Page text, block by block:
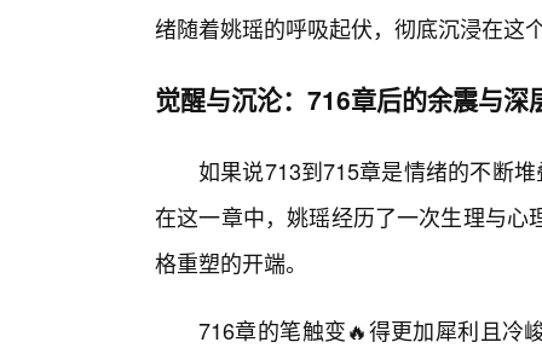
绪随着姚瑶的呼吸起伏，彻底沉浸在这
觉醒与沉沦：716章后的余震与深
如果说713到715章是情绪的不断
在这一章中，姚瑶经历了一次生理与
格重塑的开端。
716章的笔触变🔥得更加犀利且冷